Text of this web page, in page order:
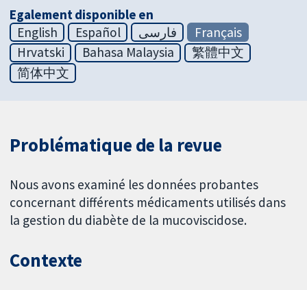
Egalement disponible en
English
Español فارسی
Français
Hrvatski
Bahasa Malaysia
繁體中文
简体中文
Problématique de la revue
Nous avons examiné les données probantes
concernant différents médicaments utilisés dans
la gestion du diabète de la mucoviscidose.
Contexte